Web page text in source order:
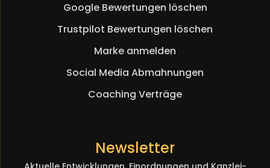
Google Bewertungen löschen
Trustpilot Bewertungen löschen
Marke anmelden
Social Media Abmahnungen
Coaching Verträge
Newsletter